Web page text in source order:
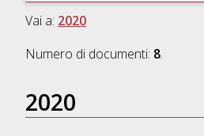
Vai a: 2020
Numero di documenti: 8.
2020